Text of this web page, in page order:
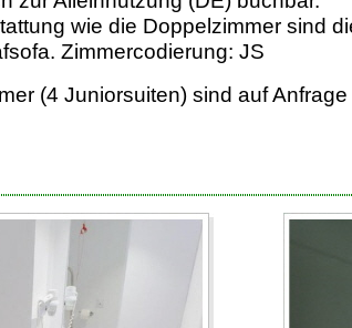
wie die Doppelzimmer sind
Zimmercodierung: JS
(4 Juniorsuiten) sind auf